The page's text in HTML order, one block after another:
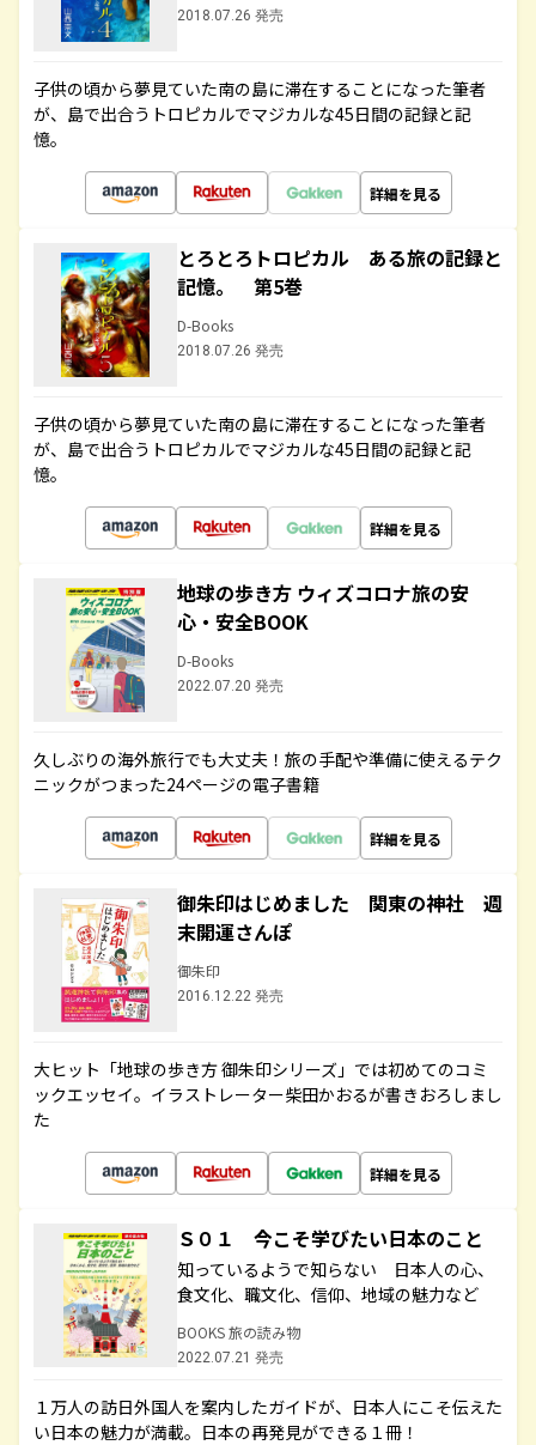
2018.07.26 発売
子供の頃から夢見ていた南の島に滞在することになった筆者
が、島で出合うトロピカルでマジカルな45日間の記録と記
憶。
詳細を見る
とろとろトロピカル ある旅の記録と
記憶。 第5巻
D-Books
2018.07.26 発売
子供の頃から夢見ていた南の島に滞在することになった筆者
が、島で出合うトロピカルでマジカルな45日間の記録と記
憶。
詳細を見る
地球の歩き方 ウィズコロナ旅の安
心・安全BOOK
D-Books
2022.07.20 発売
久しぶりの海外旅行でも大丈夫！旅の手配や準備に使えるテク
ニックがつまった24ページの電子書籍
詳細を見る
御朱印はじめました 関東の神社 週
末開運さんぽ
御朱印
2016.12.22 発売
大ヒット「地球の歩き方 御朱印シリーズ」では初めてのコミ
ックエッセイ。イラストレーター柴田かおるが書きおろしまし
た
詳細を見る
Ｓ０１ 今こそ学びたい日本のこと
知っているようで知らない 日本人の心、
食文化、職文化、信仰、地域の魅力など
BOOKS 旅の読み物
2022.07.21 発売
１万人の訪日外国人を案内したガイドが、日本人にこそ伝えた
い日本の魅力が満載。日本の再発見ができる１冊！